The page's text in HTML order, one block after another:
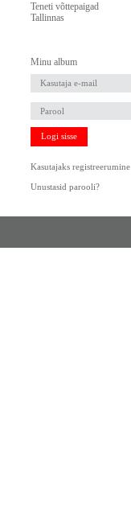
Teneti võttepaigad
Tallinnas
Minu album
Logi sisse
Kasutajaks registreerumine
Unustasid parooli?